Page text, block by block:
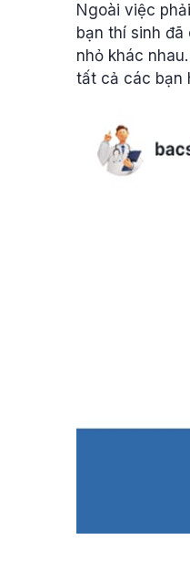
Ngoài việc
bạn thí sinh đã
nhỏ khác
tất cả các bạn